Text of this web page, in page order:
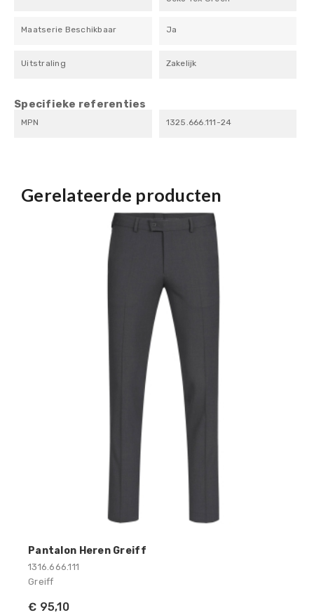
Maatserie Beschikbaar Ja
Uitstraling Zakelijk
Specifieke referenties
MPN 1325.666.111-24
Gerelateerde producten
Pantalon Heren Greiff
1316.666.111
Greiff
€ 95,10